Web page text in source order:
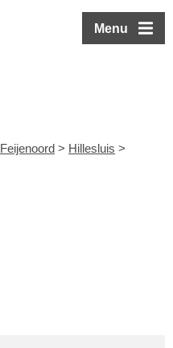
Menu
Feijenoord > Hillesluis >